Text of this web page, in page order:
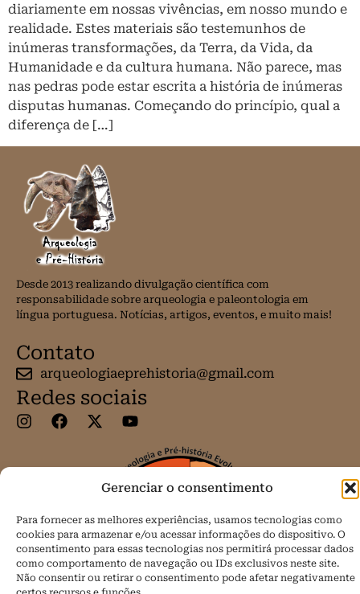
Gerenciar o consentimento
Para fornecer as melhores experiências, usamos tecnologias como
cookies para armazenar e/ou acessar informações do dispositivo. O
consentimento para essas tecnologias nos permitirá processar dados
como comportamento de navegação ou IDs exclusivos neste site.
Não consentir ou retirar o consentimento pode afetar negativamente
diariamente em nossas vivências, em nosso mundo e
realidade. Estes materiais são testemunhos de
inúmeras transformações, da Terra, da Vida, da
Humanidade e da cultura humana. Não parece, mas
nas pedras pode estar escrita a história de inúmeras
disputas humanas. Começando do princípio, qual a
diferença de […]
Desde 2013 realizando divulgação científica com
responsabilidade sobre arqueologia e paleontologia em
língua portuguesa. Notícias, artigos, eventos, e muito mais!
Contato
arqueologiaeprehistoria@gmail.com
Redes sociais